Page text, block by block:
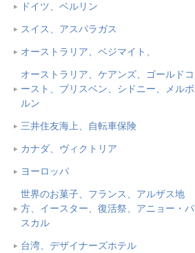
ドイツ、ベルリン
スイス、アスパラガス
オーストラリア、ベジマイト、
オーストラリア、ケアンズ、ゴールドコ
ースト、ブリスベン、シドニー、メルボ
ルン
三井住友海上、自転車保険
カナダ、ヴィクトリア
ヨーロッパ
世界のお菓子、フランス、アルザス地
方、イースター、復活祭、アニョー・パ
スカル
台湾、デザイナーズホテル